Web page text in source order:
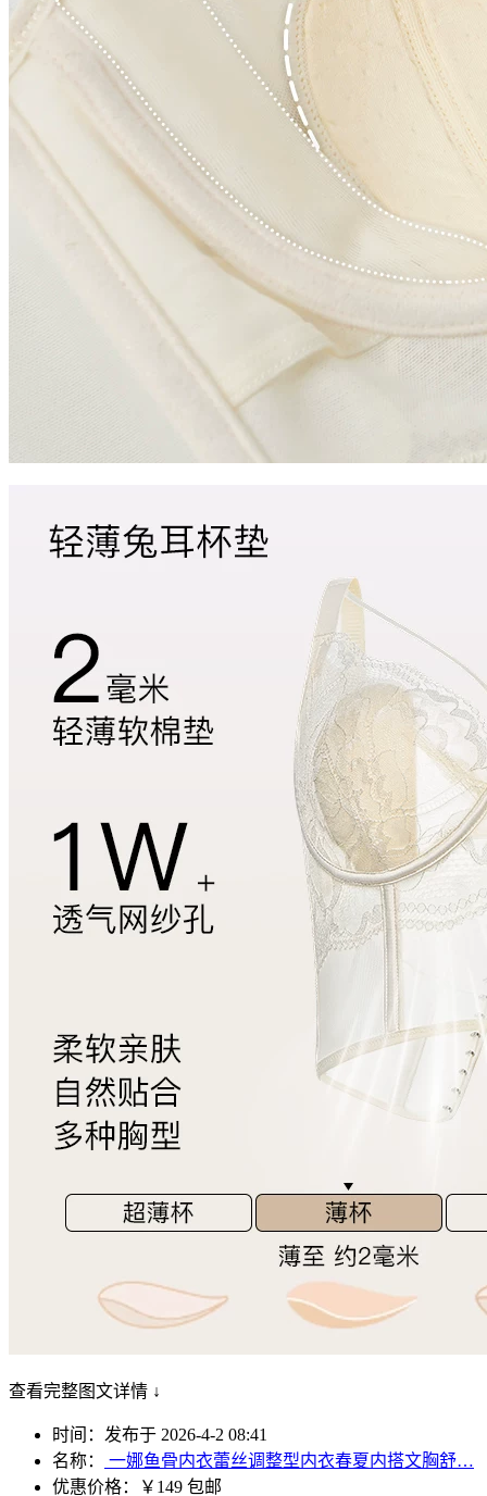
查看完整图文详情 ↓
时间：发布于 2026-4-2 08:41
名称：
一娜鱼骨内衣蕾丝调整型内衣春夏内搭文胸舒…
优惠价格：
￥149 包邮